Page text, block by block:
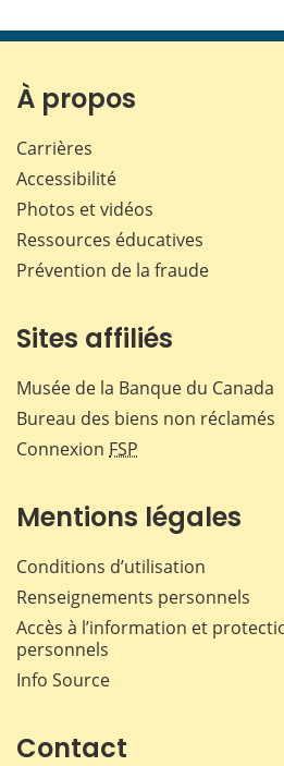
À propos
Carrières
Accessibilité
Photos et vidéos
Ressources éducatives
Prévention de la fraude
Sites affiliés
Musée de la Banque du Canada
Bureau des biens non réclamés
Connexion FSP
Mentions légales
Conditions d’utilisation
Renseignements personnels
Accès à l’information et
personnels
Info Source
Contact